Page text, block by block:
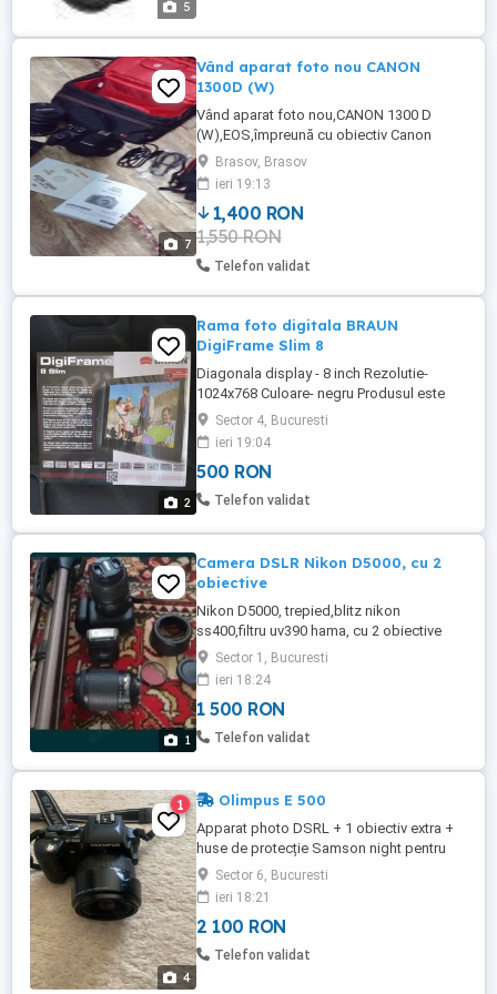
5
7
Vând aparat foto nou CANON
1300D (W)
Vând aparat foto nou,CANON 1300 D
(W),EOS,împreună cu obiectiv Canon
18...135mm,card memorie 64GB,încărcător
cu baterie originale și cablu,geanta
transport.
Brasov, Brasov
ieri 19:13
1,400 RON
1,550 RON
Telefon validat
2
Rama foto digitala BRAUN
DigiFrame Slim 8
Diagonala display - 8 inch Rezolutie-
1024x768 Culoare- negru Produsul este
nou.Sector 4, Bucuresti
ieri 19:04
500 RON
Telefon validat
1
Camera DSLR Nikon D5000, cu 2
obiective
Nikon D5000, trepied,blitz nikon
ss400,filtru uv390 hama, cu 2 obiective
nikon 18-55 si 55-200, sdcard de 32gb
Sector 1, Bucuresti
ieri 18:24
1 500 RON
Telefon validat
4
1 Olimpus E 500
Apparat photo DSRL + 1 obiectiv extra +
huse de protecție Samson night pentru
ambele, atât pentru aparat cat și pentru
obiectivul secundar.
Sector 6, Bucuresti
ieri 18:21
2 100 RON
Telefon validat